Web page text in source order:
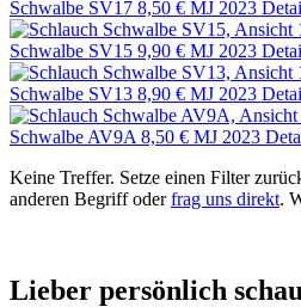
Schwalbe SV17 8,50 € MJ 2023
Schwalbe SV15 9,90 € MJ 2023
Schwalbe SV13 8,90 € MJ 2023
Schwalbe AV9A 8,50 € MJ 2023
Keine Treffer. Setze einen Filter
anderen Begriff oderfrag uns direkt.
Lieber persönlich